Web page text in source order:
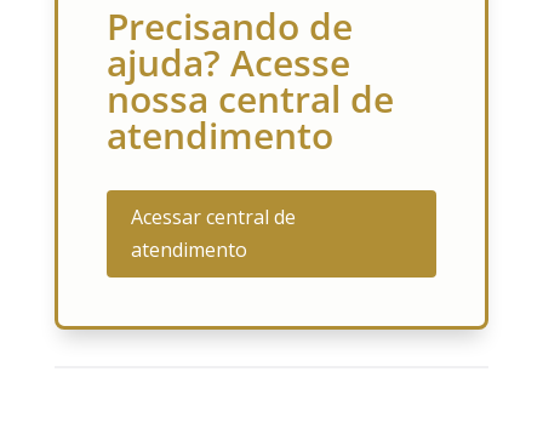
Precisando de
ajuda? Acesse
nossa central de
atendimento
Acessar central de
atendimento